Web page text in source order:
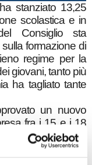
stanziato 13,25
scolastica e in
Consiglio sta
formazione di
regime per la
giovani, tanto più
ha tagliato tante
un nuovo
fra i 15 e i 18
ciclo, per
dispersione